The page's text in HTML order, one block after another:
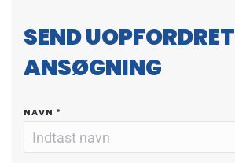
SEND UOPFORDRET
ANSØGNING
NAVN *